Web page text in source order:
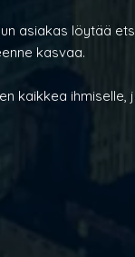
asiakas löytää
kasvaa.
kaikkea ihmiselle,